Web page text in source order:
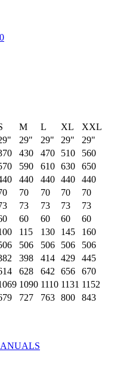
M L XL
XXL
29" 29" 29"
29"
430 470 510
560
590 610 630
650
440 440 440
440
70 70 70
70
73 73 73
73
60 60 60
60
115 130 145
160
506 506 506
506
398 414 429
445
628 642 656
670
1090 1110 1131 1152
727 763 800 843